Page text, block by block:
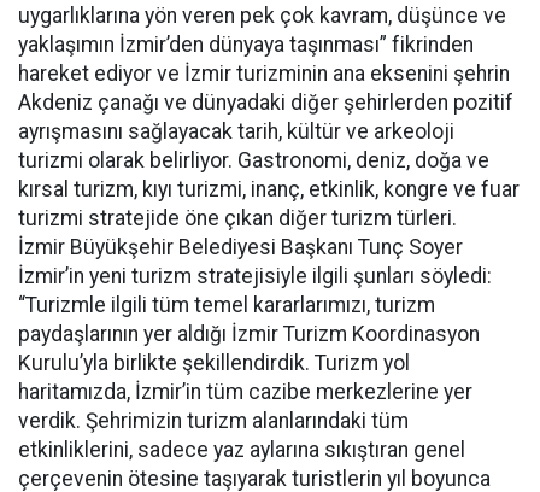
uygarlıklarına yön veren pek çok kavram, düşünce ve
yaklaşımın İzmir’den dünyaya taşınması” fikrinden
hareket ediyor ve İzmir turizminin ana eksenini şehrin
Akdeniz çanağı ve dünyadaki diğer şehirlerden pozitif
ayrışmasını sağlayacak tarih, kültür ve arkeoloji
turizmi olarak belirliyor. Gastronomi, deniz, doğa ve
kırsal turizm, kıyı turizmi, inanç, etkinlik, kongre ve fuar
turizmi stratejide öne çıkan diğer turizm türleri.
İzmir Büyükşehir Belediyesi Başkanı Tunç Soyer
İzmir’in yeni turizm stratejisiyle ilgili şunları söyledi:
“Turizmle ilgili tüm temel kararlarımızı, turizm
paydaşlarının yer aldığı İzmir Turizm Koordinasyon
Kurulu’yla birlikte şekillendirdik. Turizm yol
haritamızda, İzmir’in tüm cazibe merkezlerine yer
verdik. Şehrimizin turizm alanlarındaki tüm
etkinliklerini, sadece yaz aylarına sıkıştıran genel
çerçevenin ötesine taşıyarak turistlerin yıl boyunca